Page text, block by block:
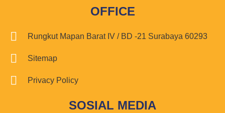
OFFICE
Rungkut Mapan Barat IV / BD -21 Surabaya 60293
Sitemap
Privacy Policy
SOSIAL MEDIA